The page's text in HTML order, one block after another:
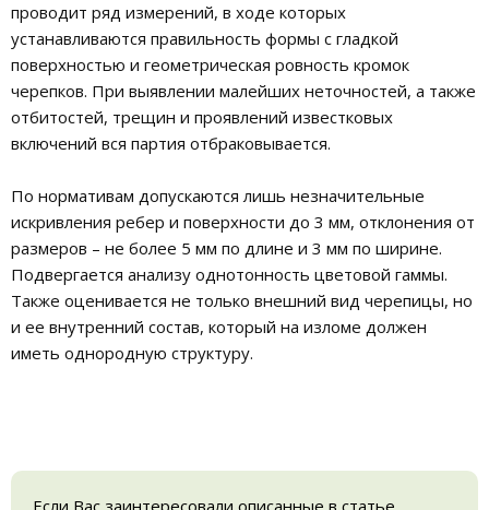
проводит ряд измерений, в ходе которых
устанавливаются правильность формы с гладкой
поверхностью и геометрическая ровность кромок
черепков. При выявлении малейших неточностей, а также
отбитостей, трещин и проявлений известковых
включений вся партия отбраковывается.
По нормативам допускаются лишь незначительные
искривления ребер и поверхности до 3 мм, отклонения от
размеров – не более 5 мм по длине и 3 мм по ширине.
Подвергается анализу однотонность цветовой гаммы.
Также оценивается не только внешний вид черепицы, но
и ее внутренний состав, который на изломе должен
иметь однородную структуру.